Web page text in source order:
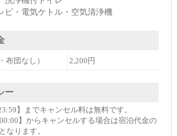
・電気ケトル・空気清浄機
団なし） 2,200円
ー
】までキャンセル料は無料です。
】からキャンセルする場合は宿泊代金の
なります。